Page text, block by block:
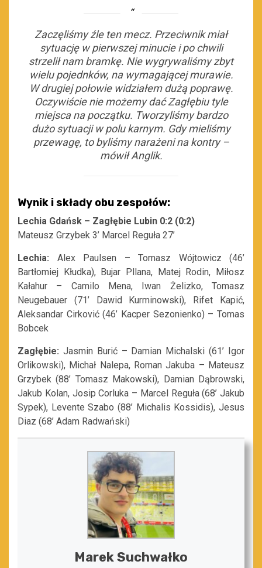
Zaczęliśmy źle ten mecz. Przeciwnik miał
sytuację w pierwszej minucie i po chwili
strzelił nam bramkę. Nie wygrywaliśmy zbyt
wielu pojednków, na wymagającej murawie.
W drugiej połowie widziałem dużą poprawę.
Oczywiście nie możemy dać Zagłębiu tyle
miejsca na początku. Tworzyliśmy bardzo
dużo sytuacji w polu karnym. Gdy mieliśmy
przewagę, to byliśmy narażeni na kontry –
mówił Anglik.
Wynik i składy obu zespołów:
Lechia Gdańsk – Zagłębie Lubin 0:2 (0:2)
Mateusz Grzybek 3’ Marcel Reguła 27’
Lechia: Alex Paulsen – Tomasz Wójtowicz (46’
Bartłomiej Kłudka), Bujar Pllana, Matej Rodin, Miłosz
Kałahur – Camilo Mena, Iwan Żelizko, Tomasz
Neugebauer (71’ Dawid Kurminowski), Rifet Kapić,
Aleksandar Cirković (46’ Kacper Sezonienko) – Tomas
Bobcek
Zagłębie: Jasmin Burić – Damian Michalski (61’ Igor
Orlikowski), Michał Nalepa, Roman Jakuba – Mateusz
Grzybek (88’ Tomasz Makowski), Damian Dąbrowski,
Jakub Kolan, Josip Corluka – Marcel Reguła (68’ Jakub
Sypek), Levente Szabo (88’ Michalis Kossidis), Jesus
Diaz (68’ Adam Radwański)
Marek Suchwałko